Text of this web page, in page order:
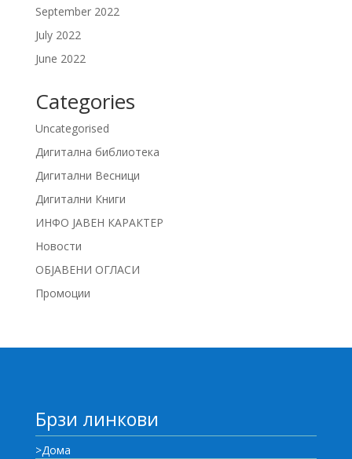
September 2022
July 2022
June 2022
Categories
Uncategorised
Дигитална библиотека
Дигитални Весници
Дигитални Книги
ИНФО ЈАВЕН КАРАКТЕР
Новости
ОБЈАВЕНИ ОГЛАСИ
Промоции
Брзи линкови
>Дома